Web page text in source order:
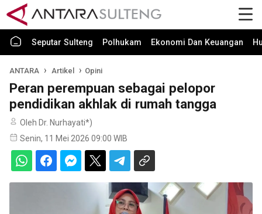
Seputar Sulteng Polhukam Ekonomi Dan Keuangan
ANTARA Artikel Opini
Peran perempuan sebagai pelopor
pendidikan akhlak di rumah tangga
Oleh Dr. Nurhayati*)
Senin, 11 Mei 2026 09:00 WIB